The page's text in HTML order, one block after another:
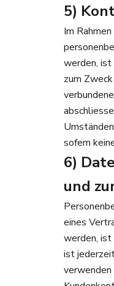
5)
Im
werden, ist
zum
sofern
6)
und
eines
werden, ist
ist